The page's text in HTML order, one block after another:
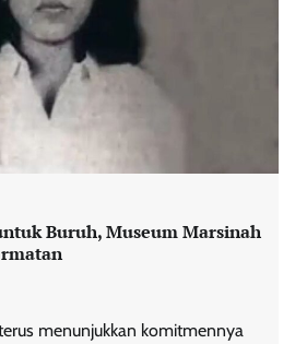
Buruh, Museum Marsinah
menunjukkan komitmennya